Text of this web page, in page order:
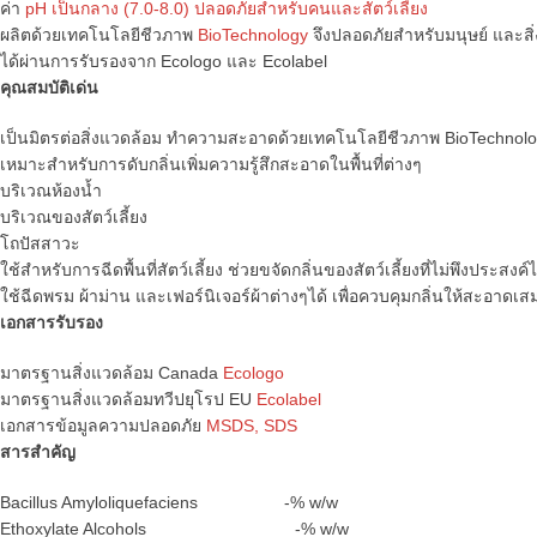
ค่า pH เป็นกลาง (7.0-8.0) ปลอดภัยสำหรับคนและสัตว์เลี้ยง
ผลิตด้วยเทคโนโลยีชีวภาพ BioTechnology จึงปลอดภัยสำหรับมนุษย์ และ
ได้ผ่านการรับรองจาก Ecologo และ Ecolabel
คุณสมบัติเด่น
เป็นมิตรต่อสิ่งแวดล้อม ทำความสะอาดด้วยเทคโนโลยีชีวภาพ
เหมาะสำหรับการดับกลิ่นเพิ่มความรู้สึกสะอาดในพื้นที่ต่างๆ
บริเวณห้องน้ำ
บริเวณของสัตว์เลี้ยง
โถปัสสาวะ
ใช้สำหรับการฉีดพื้นที่สัตว์เลี้ยง ช่วยขจัดกลิ่นของสัตว์เลี้ยงที่ไม่พึงประสงค์
ใช้ฉีดพรม ผ้าม่าน และเฟอร์นิเจอร์ผ้าต่างๆได้ เพื่อควบคุมกลิ่นให้สะอาดเส
เอกสารรับรอง
มาตรฐานสิ่งแวดล้อม Canada Ecologo
มาตรฐานสิ่งแวดล้อมทวีปยุโรป EU Ecolabel
เอกสารข้อมูลความปลอดภัย MSDS, SDS
สารสำคัญ
Bacillus Amyloliquefaciens -% w/w
Ethoxylate Alcohols -% w/w